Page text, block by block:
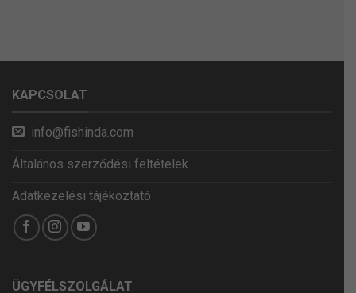
KAPCSOLAT
info@fishinda.com
Általános szerződési feltételek
Adatkezelési tájékoztató
ÜGYFÉLSZOLGÁLAT